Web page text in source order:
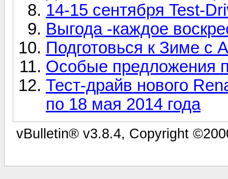
14-15 сентября Test-
Выгода -каждое
Подготовься к Зиме
Особые предложения
Тест-драйв нового
по 18 мая 2014 года
vBulletin® v3.8.4, Copyright